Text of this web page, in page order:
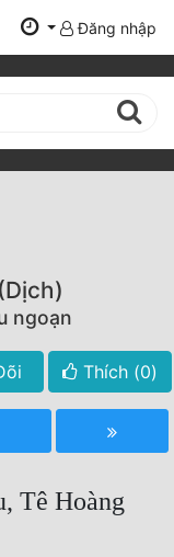
Đăng nhập
ngoạn
Thích (0)
Tê Hoàng